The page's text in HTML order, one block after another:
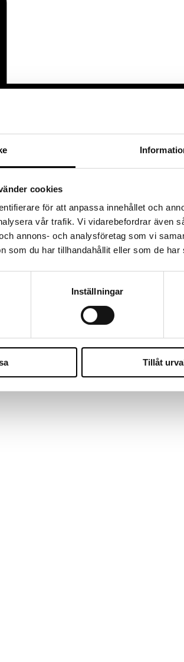
cookies
för att anpassa innehållet och
vår trafik. Vi vidarebefordrar även
annons- och analysföretag som vi
som du har tillhandahållit eller som de
Inställningar
Tillåt